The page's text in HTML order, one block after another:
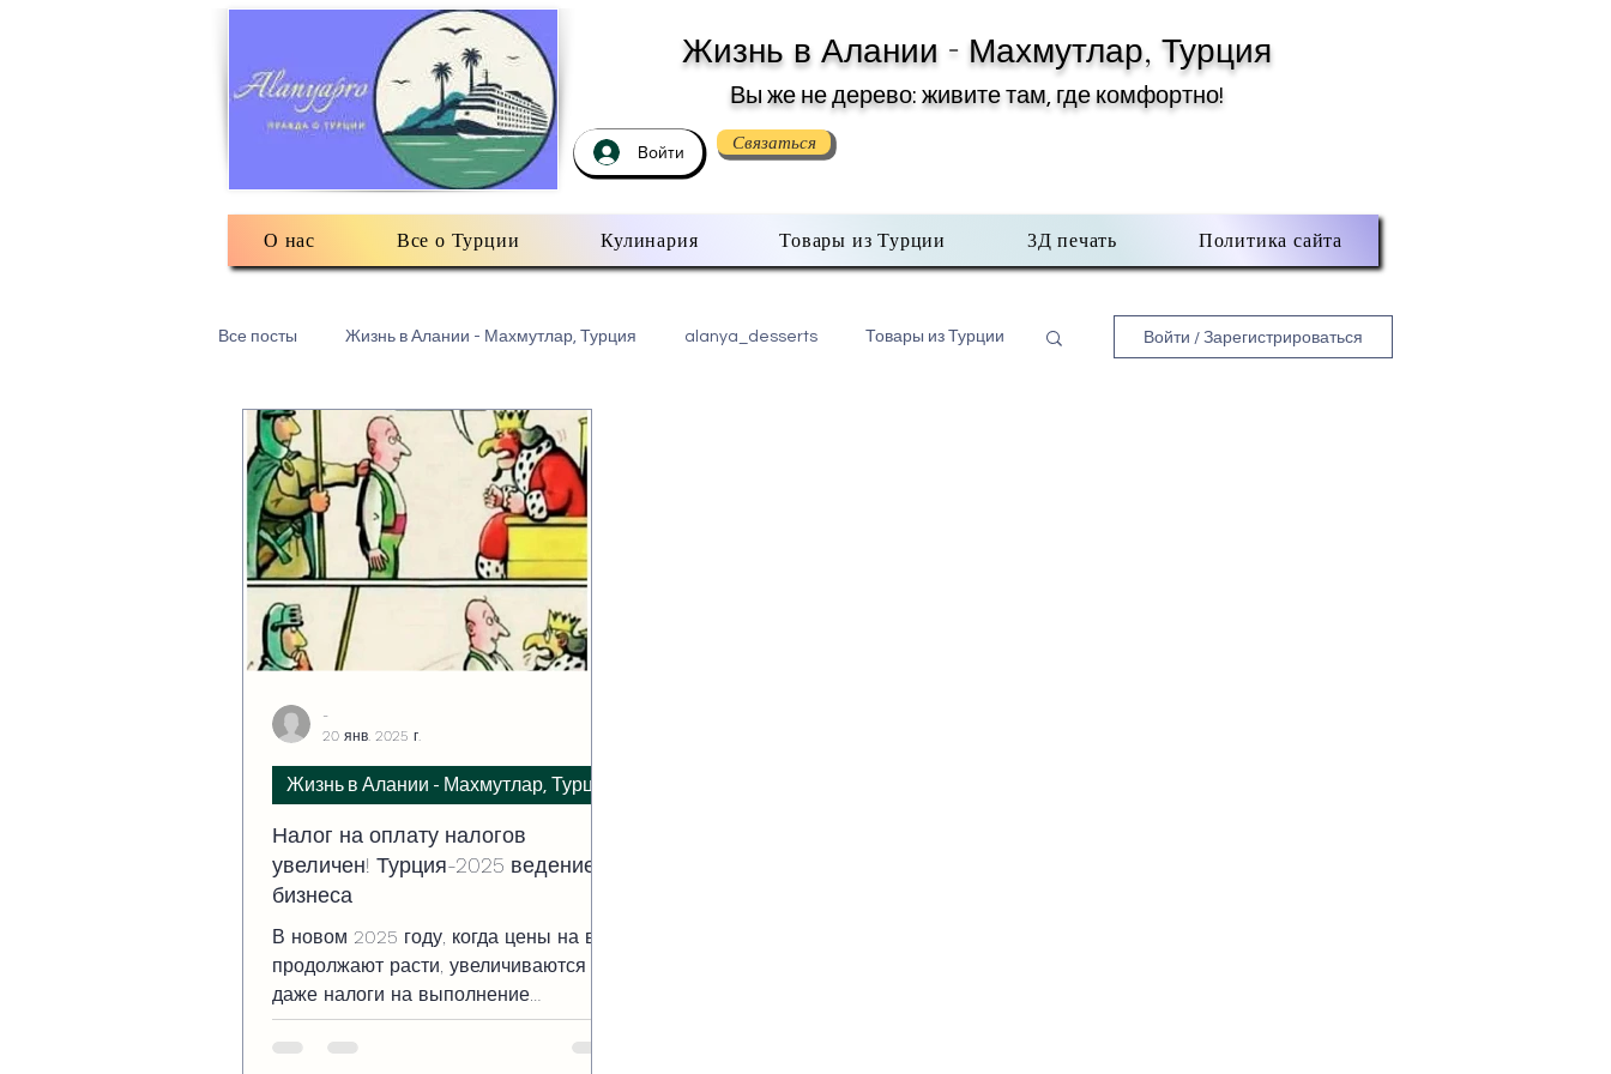
Жизнь в Алании - Махмутлар, Турция
Вы же не дерево: живите там, где комфортно!
Войти Связаться
О нас Все о Турции Кулинария Товары из Турции 3Д печать Политика сайта
Все посты Жизнь в Алании - Махмутлар, Турция alanya_desserts Товары из Турции
Турецкий текстиль Разное: обо всем помаленьку
Есть мнение 3Д печать в Махмутлар
Войти / Зарегистрироваться
Налог на оплату налогов
увеличен! Турция-2025 ведение
бизнеса
В новом 2025 году, когда цены на всё
продолжают расти, увеличиваются
даже налоги на выполнение
конституционного долга — уплату
налогов.
Жизнь в Алании - Махмутлар, Турция
-
20 янв. 2025 г.